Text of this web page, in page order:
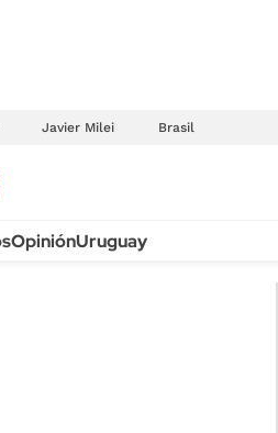
Javier Milei Brasil
OpiniónUruguay